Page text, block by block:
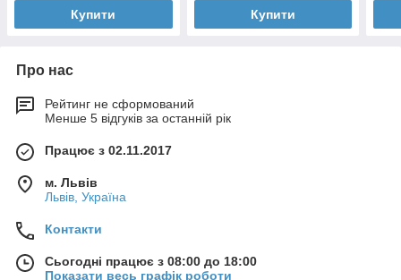
Купити Купити
Про нас
Рейтинг не сформований
Менше 5 відгуків за останній рік
Працює з 02.11.2017
м. Львів
Львів, Україна
Контакти
Сьогодні працює з 08:00 до 18:00
Показати весь графік роботи